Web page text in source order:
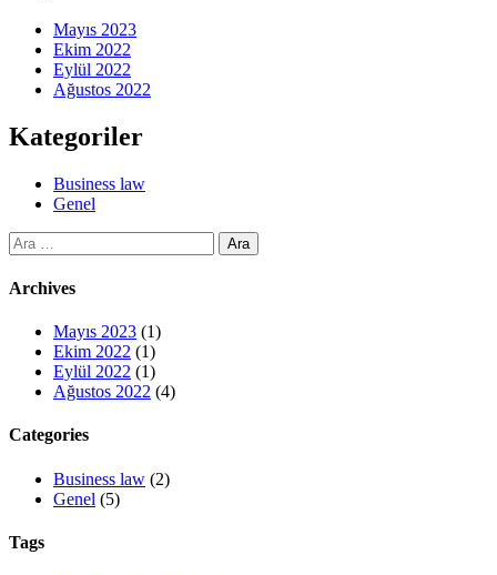
Mayıs 2023
Ekim 2022
Eylül 2022
Ağustos 2022
Kategoriler
Business law
Genel
Arama:
Archives
Mayıs 2023 (1)
Ekim 2022 (1)
Eylül 2022 (1)
Ağustos 2022 (4)
Categories
Business law (2)
Genel (5)
Tags